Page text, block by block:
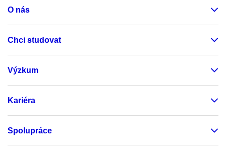
O nás
Chci studovat
Výzkum
Kariéra
Spolupráce